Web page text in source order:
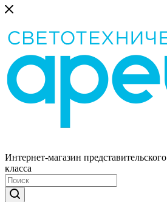
Интернет-магазин представительского
класса